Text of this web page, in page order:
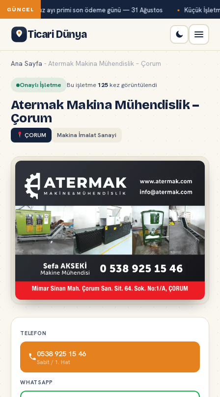
GÜNCEL
Kur temmuz ayı primi son ödeme günü — 31 Ağustos Küçük
Ticari Dünya
Ana Sayfa - Atermak Makina Mühendislik – Çorum
Onaylı İşletme Bu işletme125 kez görüntülendi
Atermak Makina Mühendislik –
Çorum
ÇORUM Makina İmalat Sanayi
TELEFON
0538 925 15 46
Sabit / 1. Hat
WHATSAPP